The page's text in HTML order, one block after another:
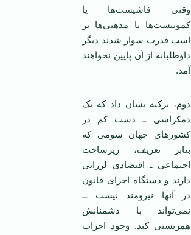
وقتی فاشیست‌ها یا
کمونیست‌ها یا مذهبی‌ها بر
اسب قدرت سوار شدند دیگر
داوطلبانه از آن پایین نخواهند
آمد.
دوم، ترکیه نشان داد که یک
دمکراسی ــ دست کم در
کشورهای جهان سومی که
بنا‌بر تعریف، زیر‌ساخت
اجتماعی ـ اقتصادی لرزانی
دارند و دستگاه اجرای قانون
در آنها نیرومند نیست ــ
نمی‌تواند با دشمنانش
همزیستی کند. وجود احزاب